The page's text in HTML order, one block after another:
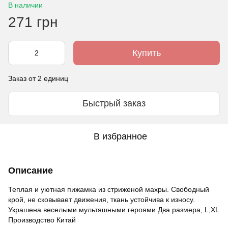
В наличии
271 грн
Купить
Заказ от 2 единиц
Быстрый заказ
В избранное
Описание
Теплая и уютная пижамка из стриженой махры. Свободный
крой, не сковывает движения, ткань устойчива к износу.
Украшена веселыми мультяшными героями Два размера, L,XL
Производство Китай